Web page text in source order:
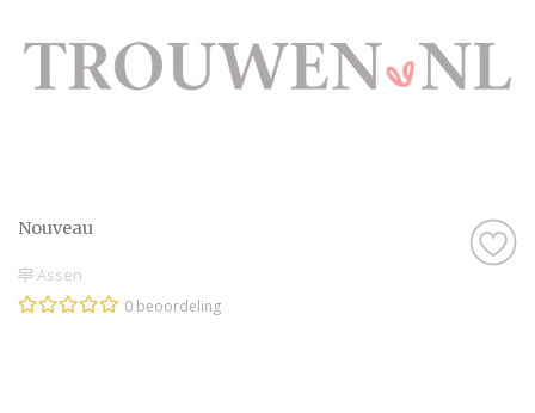
Nouveau
Assen
0 beoordeling